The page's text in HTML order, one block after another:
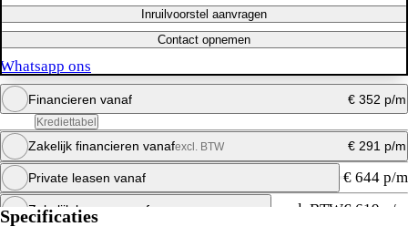
Inruilvoorstel aanvragen
Contact opnemen
Whatsapp ons
Financieren vanaf € 352 p/m
Krediettabel
Maandbedrag berekenen
Whatsapp ons
Zakelijk financieren vanafexcl. BTW € 291 p/m
Maandbedrag berekenen
Whatsapp ons
Private leasen vanaf € 644 p/m
Maandbedrag berekenen
Zakelijk leasen vanaf excl. BTW€ 619 p/m
Specificaties